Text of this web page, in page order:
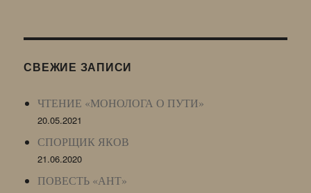
LJ
СВЕЖИЕ ЗАПИСИ
ЧТЕНИЕ «МОНОЛОГА О ПУТИ»
20.05.2021
СПОРЩИК ЯКОВ
21.06.2020
ПОВЕСТЬ «АНТ»